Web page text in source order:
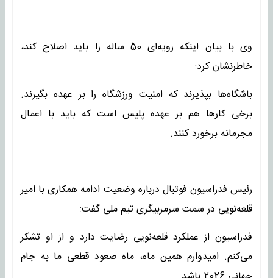
وی با بیان اینکه رویه‌ای 50 ساله را باید اصلاح کند،
خاطرنشان کرد:
باشگاه‌ها بپذیرند که امنیت ورزشگاه را بر عهده بگیرند.
برخی کارها هم بر عهده پلیس است که باید با اعمال
مجرمانه برخورد کنند.
رئیس فدراسیون فوتبال درباره وضعیت ادامه همکاری با امیر
قلعه‌نویی در سمت سرمربیگری تیم ملی گفت:
فدراسیون از عملکرد قلعه‌نویی رضایت دارد و از او تشکر
می‌کنم. امیدوارم همین ماه، ماه صعود قطعی ما به جام